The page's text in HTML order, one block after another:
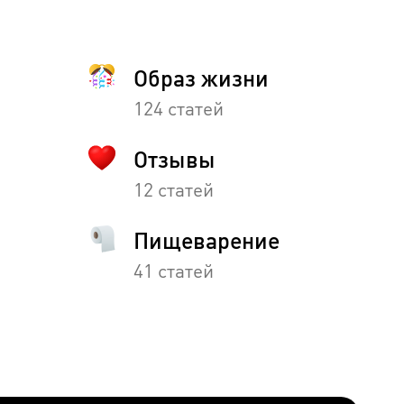
Образ жизни
124 статей
Отзывы
12 статей
Пищеварение
41 статей